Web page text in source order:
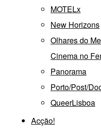
MOTELx
New Horizons
Olhares do
Cinema no
Panorama
Porto/Post/
QueerLisboa
Acção!